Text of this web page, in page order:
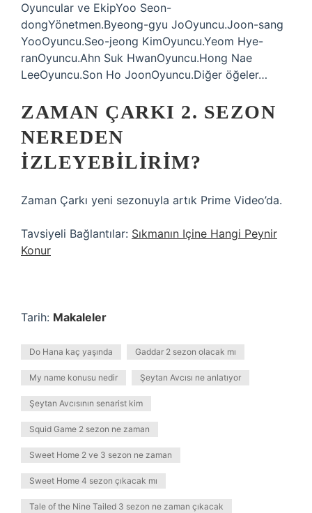
Oyuncular ve EkipYoo Seon-
dongYönetmen.Byeong-gyu JoOyuncu.Joon-sang
YooOyuncu.Seo-jeong KimOyuncu.Yeom Hye-
ranOyuncu.Ahn Suk HwanOyuncu.Hong Nae
LeeOyuncu.Son Ho JoonOyuncu.Diğer öğeler…
ZAMAN ÇARKI 2. SEZON
NEREDEN
IZLEYEBILIRIM?
Zaman Çarkı yeni sezonuyla artık Prime Video’da.
Tavsiyeli Bağlantılar: Sıkmanın Içine Hangi Peynir
Konur
Tarih: Makaleler
Do Hana kaç yaşında Gaddar 2 sezon olacak mı
My name konusu nedir Şeytan Avcısı ne anlatıyor
Şeytan Avcısının senarist kim
Squid Game 2 sezon ne zaman
Sweet Home 2 ve 3 sezon ne zaman
Sweet Home 4 sezon çıkacak mı
Tale of the Nine Tailed 3 sezon ne zaman çıkacak